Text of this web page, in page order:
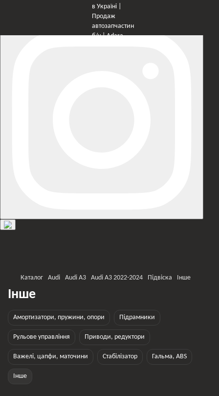
Каталог Audi Audi A3 Audi A3 2022-2024 Підвіска Інше
Інше
Амортизатори, пружини, опори Підрамники
Рульове управління Приводи, редуктори
Важелі, цапфи, маточини Стабілізатор Гальма, ABS
Інше